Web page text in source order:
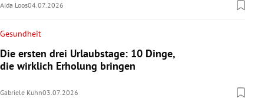
Aida Loos04.07.2026
Gesundheit
Die ersten drei Urlaubstage: 10 Dinge,
die wirklich Erholung bringen
Gabriele Kuhn03.07.2026